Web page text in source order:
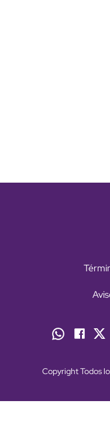
Copyright Todos